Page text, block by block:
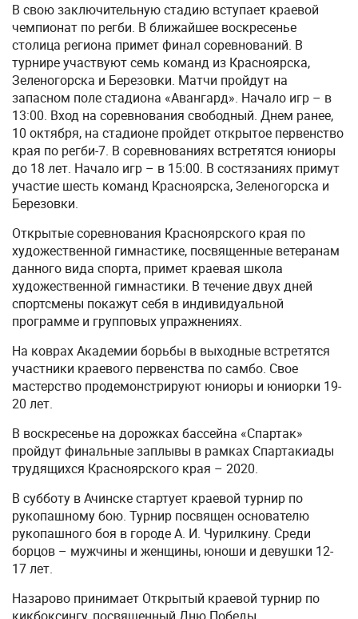
В свою заключительную стадию вступает краевой
чемпионат по регби. В ближайшее воскресенье
столица региона примет финал соревнований. В
турнире участвуют семь команд из Красноярска,
Зеленогорска и Березовки. Матчи пройдут на
запасном поле стадиона «Авангард». Начало игр – в
13:00. Вход на соревнования свободный. Днем ранее,
10 октября, на стадионе пройдет открытое первенство
края по регби-7. В соревнованиях встретятся юниоры
до 18 лет. Начало игр – в 15:00. В состязаниях примут
участие шесть команд Красноярска, Зеленогорска и
Березовки.
Открытые соревнования Красноярского края по
художественной гимнастике, посвященные ветеранам
данного вида спорта, примет краевая школа
художественной гимнастики. В течение двух дней
спортсмены покажут себя в индивидуальной
программе и групповых упражнениях.
На коврах Академии борьбы в выходные встретятся
участники краевого первенства по самбо. Свое
мастерство продемонстрируют юниоры и юниорки 19-
20 лет.
В воскресенье на дорожках бассейна «Спартак»
пройдут финальные заплывы в рамках Спартакиады
трудящихся Красноярского края – 2020.
В субботу в Ачинске стартует краевой турнир по
рукопашному бою. Турнир посвящен основателю
рукопашного боя в городе А. И. Чурилкину. Среди
борцов – мужчины и женщины, юноши и девушки 12-
17 лет.
Назарово принимает Открытый краевой турнир по